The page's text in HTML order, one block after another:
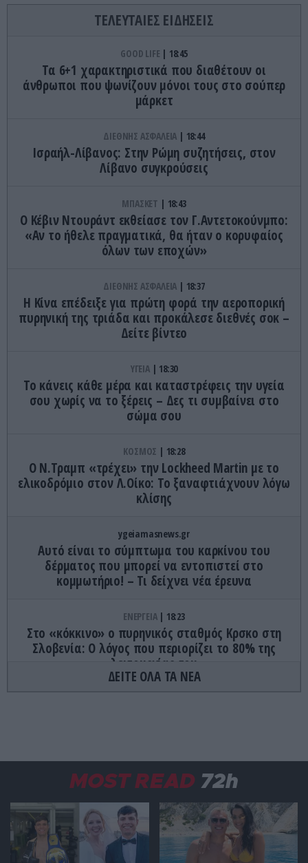
ΤΕΛΕΥΤΑΙΕΣ ΕΙΔΗΣΕΙΣ
GOOD LIFE 18:45
Τα 6+1 χαρακτηριστικά που διαθέτουν οι
άνθρωποι που ψωνίζουν μόνοι τους στο σούπερ
μάρκετ
ΔΙΕΘΝΗΣ ΑΣΦΑΛΕΙΑ 18:44
Ισραήλ-Λίβανος: Στην Ρώμη συζητήσεις, στον
Λίβανο συγκρούσεις
ΜΠΑΣΚΕΤ 18:43
Ο Κέβιν Ντουράντ εκθείασε τον Γ.Αντετοκούνμπο:
«Αν το ήθελε πραγματικά, θα ήταν ο κορυφαίος
όλων των εποχών»
ΔΙΕΘΝΗΣ ΑΣΦΑΛΕΙΑ 18:37
Η Κίνα επέδειξε για πρώτη φορά την αεροπορική
πυρηνική της τριάδα και προκάλεσε διεθνές σοκ –
Δείτε βίντεο
ΥΓΕΙΑ 18:30
Το κάνεις κάθε μέρα και καταστρέφεις την υγεία
σου χωρίς να το ξέρεις – Δες τι συμβαίνει στο
σώμα σου
ΚΟΣΜΟΣ 18:28
Ο Ν.Τραμπ «τρέχει» την Lockheed Martin με το
ελικοδρόμιο στον Λ.Οίκο: Το ξαναφτιάχνουν λόγω
κλίσης
ygeiamasnews.gr
Αυτό είναι το σύμπτωμα του καρκίνου του
δέρματος που μπορεί να εντοπιστεί στο
κομμωτήριο! – Τι δείχνει νέα έρευνα
ΕΝΕΡΓΕΙΑ 18:23
Στο «κόκκινο» ο πυρηνικός σταθμός Κρσκο στη
Σλοβενία: Ο λόγος που περιορίζει το 80% της
λειτουργίας του
ΠΑΡΑΣΚΗΝΙΟ 18:03
Το γλέντησε με την ψυχή του στην Σύμη ο Εργκίν
Αταμάν: Του έσπαγαν πιάτα στο κεφάλι του
(βίντεο)
ΔΕΙΤΕ ΟΛΑ ΤΑ ΝΕΑ
MOST READ 72h